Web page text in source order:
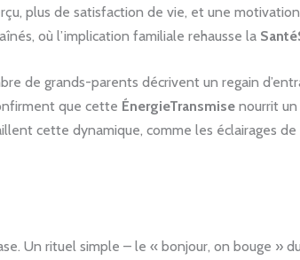
plus de satisfaction de vie, et une
où l’implication familiale rehausse la
de grands-parents décrivent un regain
que cette ÉnergieTransmise nourrit
cette dynamique, comme les éclairages de
Un rituel simple – le « bonjour, on bouge »